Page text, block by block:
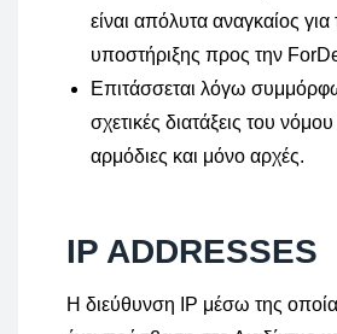
είναι απόλυτα αναγκαίος
υποστήριξης προς την
Επιτάσσεται λόγω
σχετικές διατάξεις του
αρμόδιες και μόνο αρχές.
IP ADDRESSES
H διεύθυνση IP μέσω της